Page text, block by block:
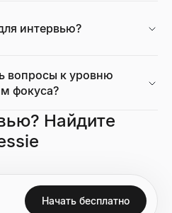
роста. Рассчитайте
сайтов
использует любой сайт — CMS,
интервью?
вопросы к уровню
фокуса?
Найдите
Начать бесплатно